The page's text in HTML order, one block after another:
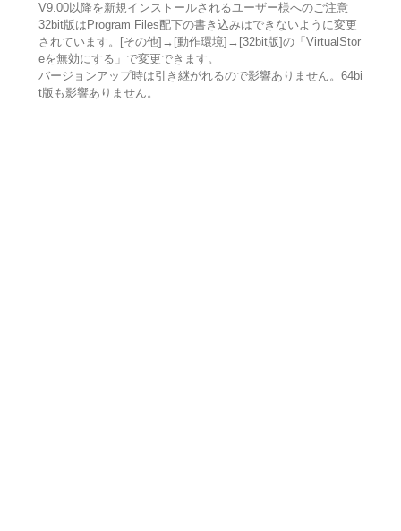
V9.00以降を新規インストールされるユーザー様へのご注意
32bit版はProgram Files配下の書き込みはできないように変更
されています。[その他]→[動作環境]→[32bit版]の「VirtualStor
eを無効にする」で変更できます。
バージョンアップ時は引き継がれるので影響ありません。64bi
t版も影響ありません。